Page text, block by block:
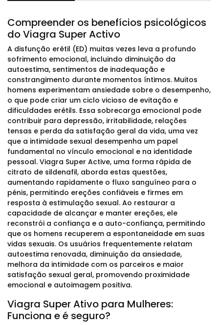
Compreender os benefícios psicológicos
do Viagra Super Activo
A disfunção erétil (ED) muitas vezes leva a profundo
sofrimento emocional, incluindo diminuição da
autoestima, sentimentos de inadequação e
constrangimento durante momentos íntimos. Muitos
homens experimentam ansiedade sobre o desempenho,
o que pode criar um ciclo vicioso de evitação e
dificuldades erétils. Essa sobrecarga emocional pode
contribuir para depressão, irritabilidade, relações
tensas e perda da satisfação geral da vida, uma vez
que a intimidade sexual desempenha um papel
fundamental no vínculo emocional e na identidade
pessoal. Viagra Super Active, uma forma rápida de
citrato de sildenafil, aborda estas questões,
aumentando rapidamente o fluxo sanguíneo para o
pénis, permitindo ereções confiáveis e firmes em
resposta à estimulação sexual. Ao restaurar a
capacidade de alcançar e manter ereções, ele
reconstrói a confiança e a auto-confiança, permitindo
que os homens recuperem a espontaneidade em suas
vidas sexuais. Os usuários frequentemente relatam
autoestima renovada, diminuição da ansiedade,
melhora da intimidade com os parceiros e maior
satisfação sexual geral, promovendo proximidade
emocional e autoimagem positiva.
Viagra Super Ativo para Mulheres:
Funciona e é seguro?